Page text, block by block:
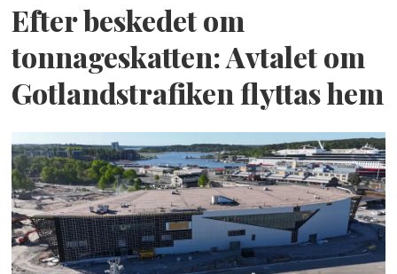
Efter beskedet om
tonnageskatten: Avtalet om
Gotlandstrafiken flyttas hem